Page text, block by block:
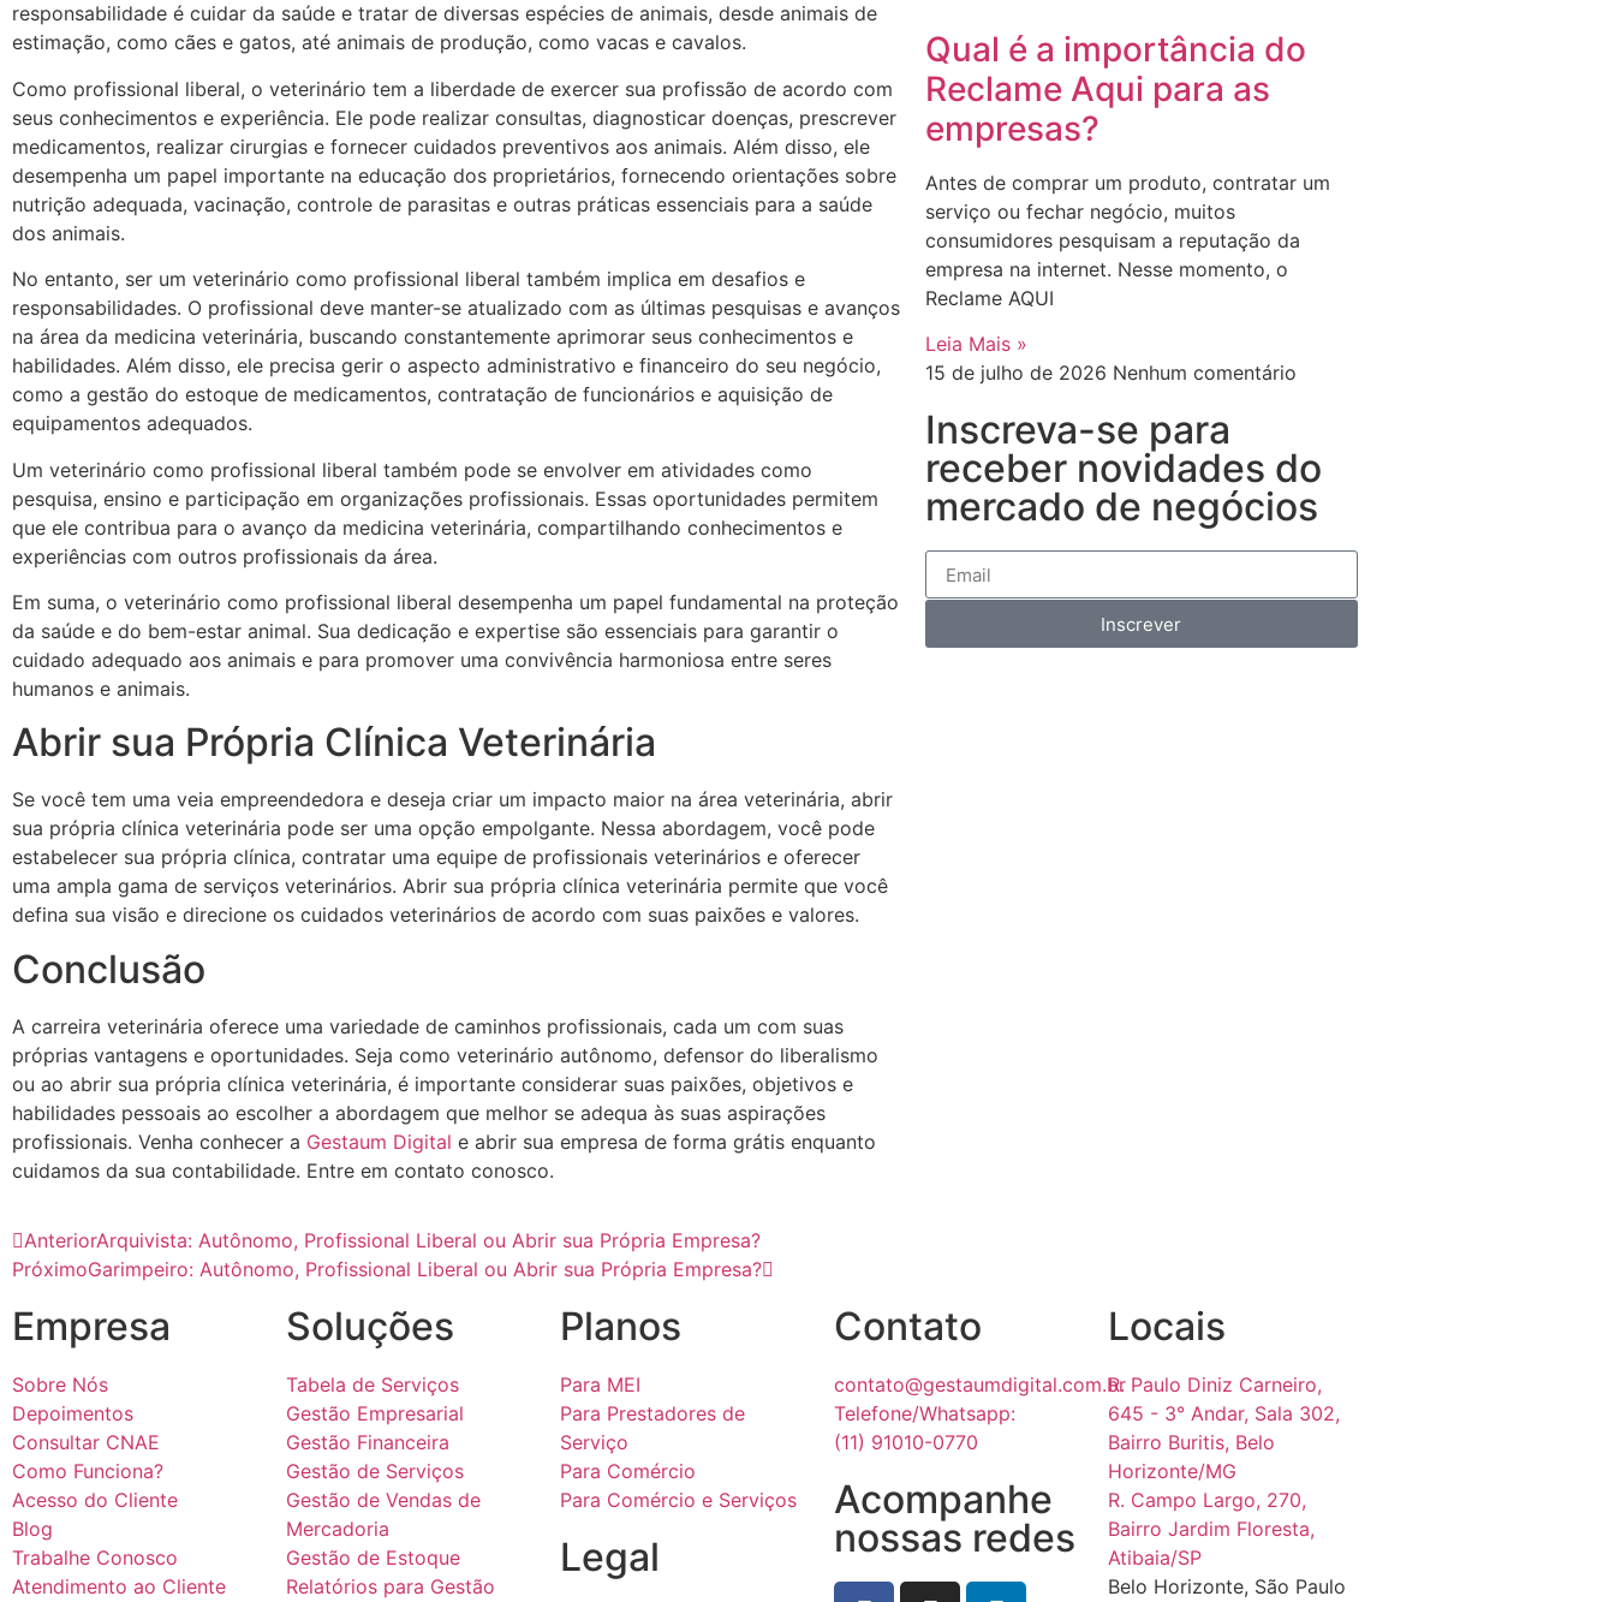
responsabilidade é cuidar da saúde e tratar de diversas espécies de animais, desde animais de
estimação, como cães e gatos, até animais de produção, como vacas e cavalos.
Como profissional liberal, o veterinário tem a liberdade de exercer sua profissão de acordo com
seus conhecimentos e experiência. Ele pode realizar consultas, diagnosticar doenças, prescrever
medicamentos, realizar cirurgias e fornecer cuidados preventivos aos animais. Além disso, ele
desempenha um papel importante na educação dos proprietários, fornecendo orientações sobre
nutrição adequada, vacinação, controle de parasitas e outras práticas essenciais para a saúde
dos animais.
No entanto, ser um veterinário como profissional liberal também implica em desafios e
responsabilidades. O profissional deve manter-se atualizado com as últimas pesquisas e avanços
na área da medicina veterinária, buscando constantemente aprimorar seus conhecimentos e
habilidades. Além disso, ele precisa gerir o aspecto administrativo e financeiro do seu negócio,
como a gestão do estoque de medicamentos, contratação de funcionários e aquisição de
equipamentos adequados.
Um veterinário como profissional liberal também pode se envolver em atividades como
pesquisa, ensino e participação em organizações profissionais. Essas oportunidades permitem
que ele contribua para o avanço da medicina veterinária, compartilhando conhecimentos e
experiências com outros profissionais da área.
Em suma, o veterinário como profissional liberal desempenha um papel fundamental na proteção
da saúde e do bem-estar animal. Sua dedicação e expertise são essenciais para garantir o
cuidado adequado aos animais e para promover uma convivência harmoniosa entre seres
humanos e animais.
Abrir sua Própria Clínica Veterinária
Se você tem uma veia empreendedora e deseja criar um impacto maior na área veterinária, abrir
sua própria clínica veterinária pode ser uma opção empolgante. Nessa abordagem, você pode
estabelecer sua própria clínica, contratar uma equipe de profissionais veterinários e oferecer
uma ampla gama de serviços veterinários. Abrir sua própria clínica veterinária permite que você
defina sua visão e direcione os cuidados veterinários de acordo com suas paixões e valores.
Conclusão
A carreira veterinária oferece uma variedade de caminhos profissionais, cada um com suas
próprias vantagens e oportunidades. Seja como veterinário autônomo, defensor do liberalismo
ou ao abrir sua própria clínica veterinária, é importante considerar suas paixões, objetivos e
habilidades pessoais ao escolher a abordagem que melhor se adequa às suas aspirações
profissionais. Venha conhecer a Gestaum Digital e abrir sua empresa de forma grátis enquanto
cuidamos da sua contabilidade. Entre em contato conosco.
AnteriorArquivista: Autônomo, Profissional Liberal ou Abrir sua Própria Empresa?
PróximoGarimpeiro: Autônomo, Profissional Liberal ou Abrir sua Própria Empresa?
Qual é a importância do
Reclame Aqui para as
empresas?
Antes de comprar um produto, contratar um
serviço ou fechar negócio, muitos
consumidores pesquisam a reputação da
empresa na internet. Nesse momento, o
Reclame AQUI
Leia Mais »
15 de julho de 2026 Nenhum comentário
Inscreva-se para
receber novidades do
mercado de negócios
Inscrever
Empresa
Sobre Nós
Depoimentos
Consultar CNAE
Como Funciona?
Acesso do Cliente
Blog
Trabalhe Conosco
Atendimento ao Cliente
Soluções
Tabela de Serviços
Gestão Empresarial
Gestão Financeira
Gestão de Serviços
Gestão de Vendas de
Mercadoria
Gestão de Estoque
Relatórios para Gestão
Planos
Para MEI
Para Prestadores de
Serviço
Para Comércio
Para Comércio e Serviços
Legal
Contato
contato@gestaumdigital.com.br
Telefone/Whatsapp:
(11) 91010-0770
Acompanhe
nossas redes
Locais
R. Paulo Diniz Carneiro,
645 - 3° Andar, Sala 302,
Bairro Buritis, Belo
Horizonte/MG
R. Campo Largo, 270,
Bairro Jardim Floresta,
Atibaia/SP
Belo Horizonte, São Paulo